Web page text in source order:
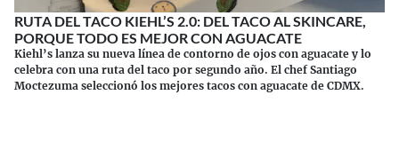
RUTA DEL TACO KIEHL’S 2.0: DEL TACO AL SKINCARE,
PORQUE TODO ES MEJOR CON AGUACATE
Kiehl’s lanza su nueva línea de contorno de ojos con aguacate y lo
celebra con una ruta del taco por segundo año. El chef Santiago
Moctezuma seleccionó los mejores tacos con aguacate de CDMX.